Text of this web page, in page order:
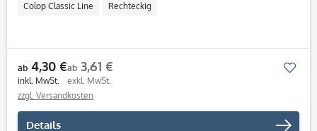
Colop Classic Line Rechteckig
ab 4,30 €
inkl. MwSt.
ab 3,61 €
exkl. MwSt.
zzgl. Versandkosten
Details